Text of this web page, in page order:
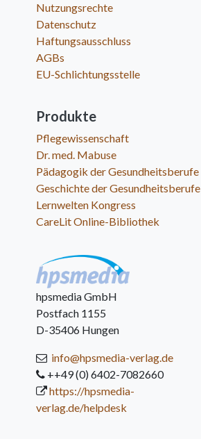
Nutzungsrechte
Datenschutz
Haftungsausschluss
AGBs
EU-Schlichtungsstelle
Produkte
Pflegewissenschaft
Dr. med. Mabuse
Pädagogik der Gesundheitsberufe
Geschichte der Gesundheitsberufe
Lernwelten Kongress
CareLit Online-Bibliothek
hpsmedia GmbH
Postfach 1155
D-35406 Hungen
info@hpsmedia-verlag.de
++49 (0) 6402-7082660
https://hpsmedia-
verlag.de/helpdesk